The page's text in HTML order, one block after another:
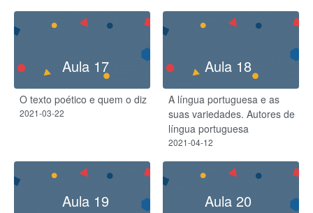
Aula 17
O texto poético e quem o diz
2021-03-22
Aula 18
A língua portuguesa e as
suas variedades. Autores de
língua portuguesa
2021-04-12
Aula 19 Aula 20